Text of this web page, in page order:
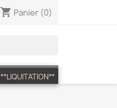
shopping_cart Panier (0)
**LIQUITATION**